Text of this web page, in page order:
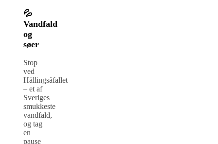
💦
Vandfald
og
søer
Stop
ved
Hällingsåfallet
– et af
Sveriges
smukkeste
vandfald,
og tag
en
pause